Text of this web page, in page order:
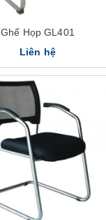
Ghế Họp GL401
Liên hệ